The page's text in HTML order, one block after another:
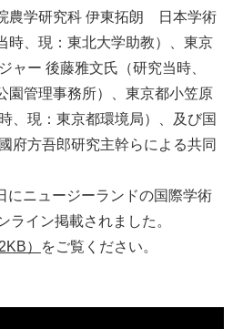
農学研究科 伊東拓朗 日本学術
時、現：東北大学助教）、東京
ャー 後藤雅文氏（研究当時、
園管理事務所）、東京都小笠原
、現：東京都環境局）、及び国
府方吾郎研究主幹らによる共同
にニュージーランドの国際学術
ライン掲載されました。
） をご覧ください。